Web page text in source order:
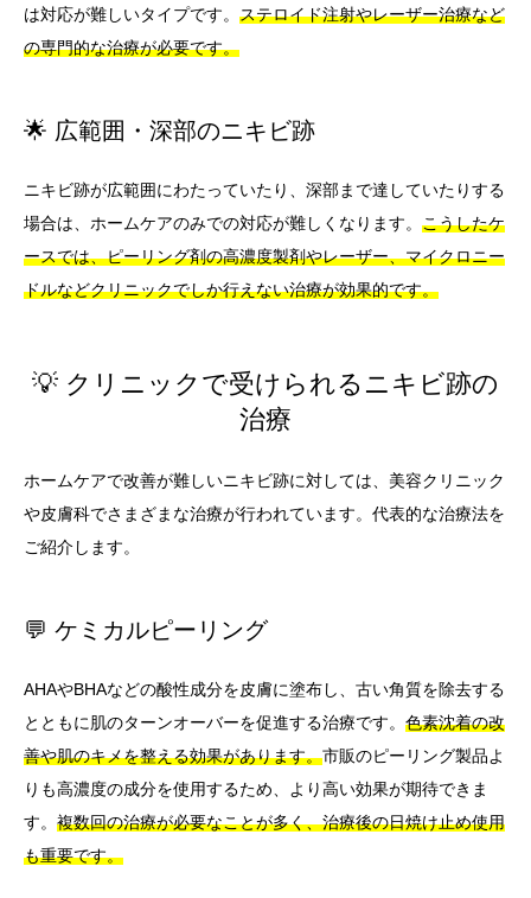
は対応が難しいタイプです。 ステロイド注射やレーザー治療など
の専門的な治療が必要です。
🌟 広範囲・深部のニキビ跡
ニキビ跡が広範囲にわたっていたり、深部まで達していたりする
場合は、ホームケアのみでの対応が難しくなります。 こうしたケ
ースでは、ピーリング剤の高濃度製剤やレーザー、マイクロニー
ドルなどクリニックでしか行えない治療が効果的です。
💡 クリニックで受けられるニキビ跡の
治療
ホームケアで改善が難しいニキビ跡に対しては、美容クリニック
や皮膚科でさまざまな治療が行われています。代表的な治療法を
ご紹介します。
💬 ケミカルピーリング
AHAやBHAなどの酸性成分を皮膚に塗布し、古い角質を除去する
とともに肌のターンオーバーを促進する治療です。 色素沈着の改
善や肌のキメを整える効果があります。市販のピーリング製品よ
りも高濃度の成分を使用するため、より高い効果が期待できま
す。 複数回の治療が必要なことが多く、治療後の日焼け止め使用
も重要です。